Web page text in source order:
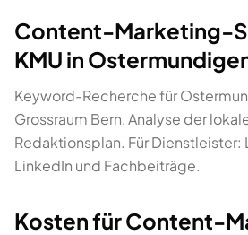
Content-Marketing-
KMU in
Keyword-Recherche für
Grossraum Bern, Analyse der
Redaktionsplan. Für Dienstleister:
LinkedIn und Fachbeiträge.
Kosten für Content-